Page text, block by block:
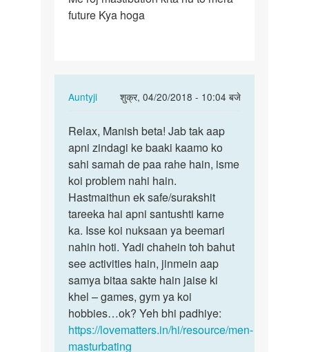
roj
future Kya hoga
Auntyji
शुक्र, 04/20/2018 - 10:04 बजे
In
to
Me
roj
mastibution
krta
hu…
by
Manish
Relax,
Manish
beta!
Jab
tak…
Relax, Manish beta! Jab tak aap
apni zindagi ke baaki kaamo ko
sahi samah de paa rahe hain, isme
koi problem nahi hain.
Hastmaithun ek safe/surakshit
tareeka hai apni santushti karne
ka. Isse koi nuksaan ya beemari
nahin hoti. Yadi chahein toh bahut
see activities hain, jinmein aap
samya bitaa sakte hain jaise ki
khel – games, gym ya koi
hobbies…ok? Yeh bhi padhiye:
https://lovematters.in/hi/resource/men-
masturbating